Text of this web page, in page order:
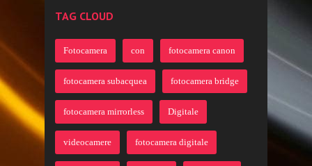
TAG CLOUD
Fotocamera con fotocamera canon
fotocamera subacquea fotocamera bridge
fotocamera mirrorless Digitale
videocamere fotocamera digitale